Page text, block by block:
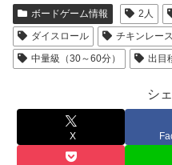
ボードゲーム情報 2人
ダイスロール
チキンレース
中量級（30～60分）
出目
シ
X